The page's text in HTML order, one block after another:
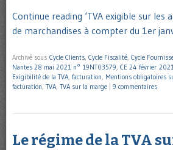
Continue reading ‘TVA exigible sur les
de marchandises à compter du 1er
Archivé sous Cycle Clients, Cycle Fiscalité, Cycle
Nantes 28 mai 2021 n° 19NT03579, CE 24 février
Exigibilité de la TVA, facturation, Mentions obligatoires
facturation, TVA, TVA sur la marge 9 commentaires
Le régime de la TVA